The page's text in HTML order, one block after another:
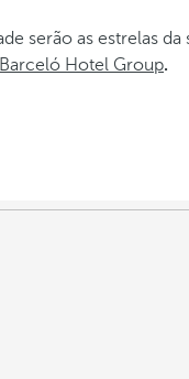
serão as estrelas da
Hotel Group.